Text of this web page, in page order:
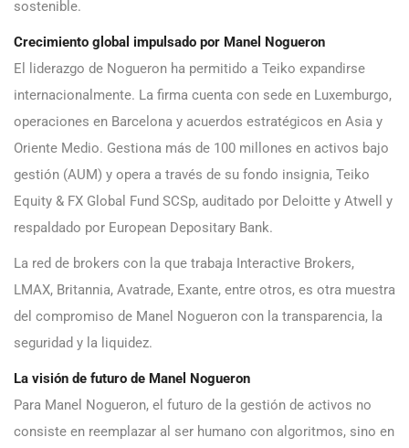
sostenible.
Crecimiento global impulsado por Manel Nogueron
El liderazgo de Nogueron ha permitido a Teiko expandirse
internacionalmente. La firma cuenta con sede en Luxemburgo,
operaciones en Barcelona y acuerdos estratégicos en Asia y
Oriente Medio. Gestiona más de 100 millones en activos bajo
gestión (AUM) y opera a través de su fondo insignia, Teiko
Equity & FX Global Fund SCSp, auditado por Deloitte y Atwell y
respaldado por European Depositary Bank.
La red de brokers con la que trabaja Interactive Brokers,
LMAX, Britannia, Avatrade, Exante, entre otros, es otra muestra
del compromiso de Manel Nogueron con la transparencia, la
seguridad y la liquidez.
La visión de futuro de Manel Nogueron
Para Manel Nogueron, el futuro de la gestión de activos no
consiste en reemplazar al ser humano con algoritmos, sino en